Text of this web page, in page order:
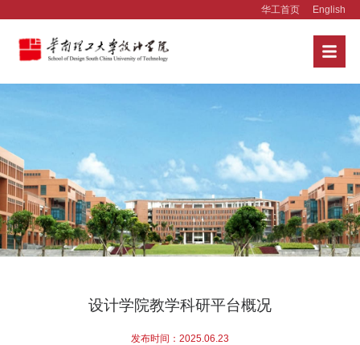
华工首页 English
设计学院教学科研平台概况
发布时间：2025.06.23